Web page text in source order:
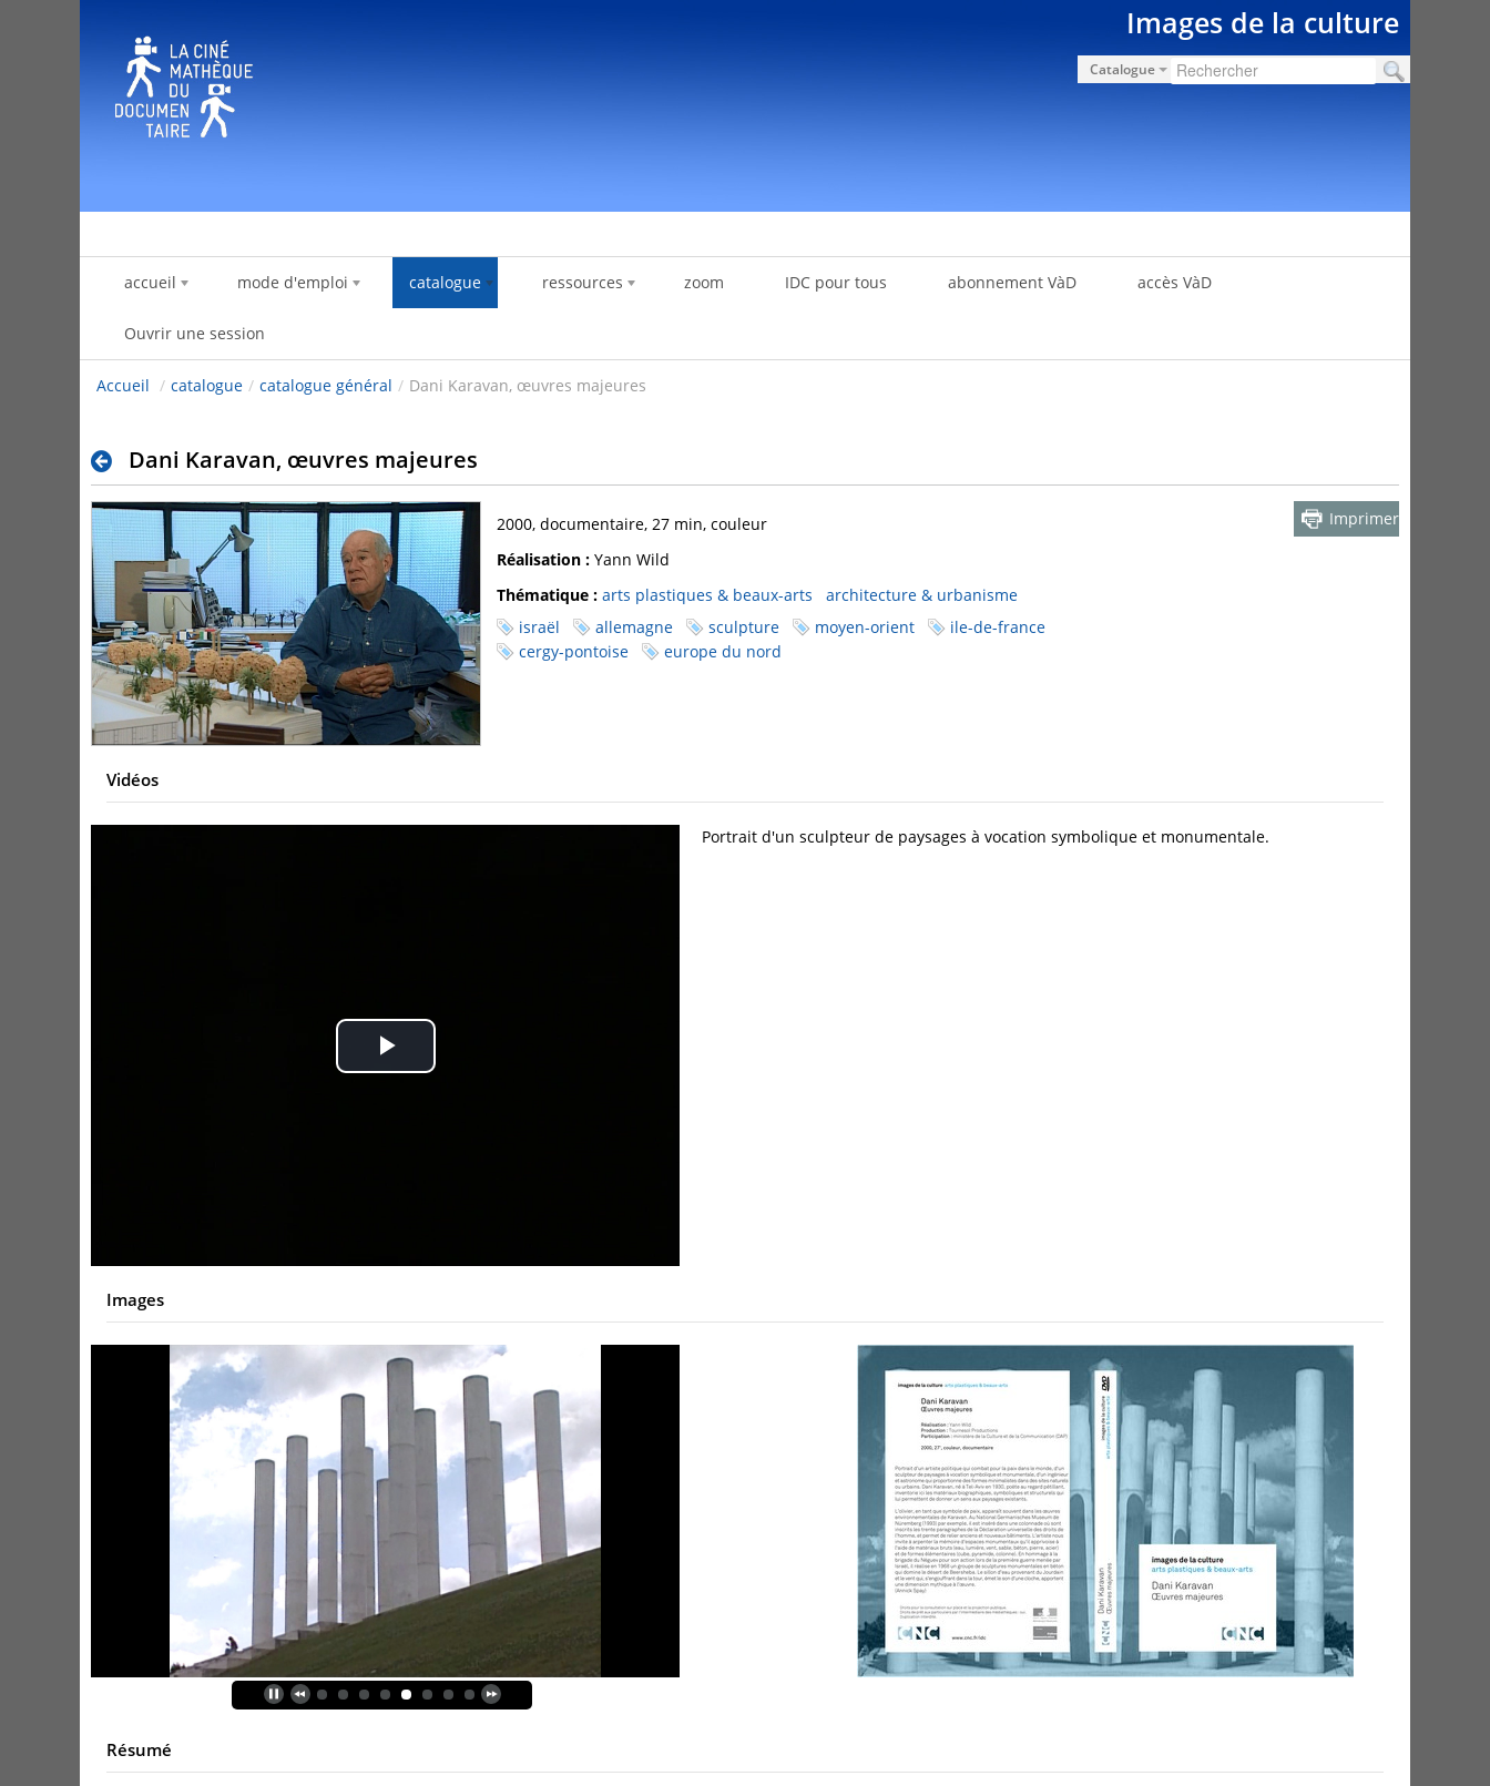
Images de la culture
Catalogue
accueil mode d'emploi catalogue ressources zoom IDC pour tous abonnement VàD accès VàD
Ouvrir une session
Accueil / catalogue / catalogue général / Dani Karavan, œuvres majeures
Dani Karavan, œuvres majeures
Imprimer
2000, documentaire, 27 min, couleur
Réalisation : Yann Wild
Thématique : arts plastiques & beaux-arts
architecture & urbanisme
israël
allemagne sculpture moyen-orient
ile-de-france
cergy-pontoise
europe du nord
Vidéos
Play
Portrait d'un sculpteur de paysages à vocation symbolique et monumentale.
Images
Résumé